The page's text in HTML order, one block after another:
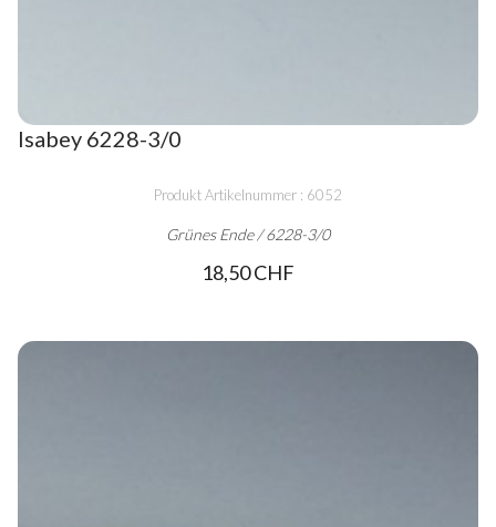
Isabey 6228-3/0
Produkt Artikelnummer : 6052
Grünes Ende / 6228-3/0
18,50 CHF